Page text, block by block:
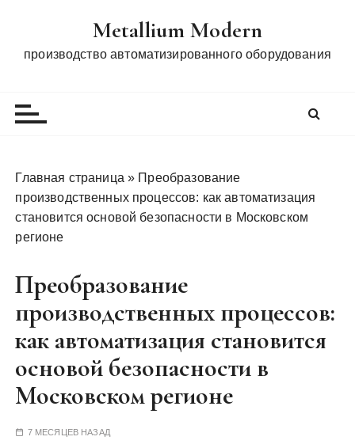
Metallium Modern
производство автоматизированного оборудования
Главная страница » Преобразование
производственных процессов: как автоматизация
становится основой безопасности в Московском
регионе
Преобразование
производственных процессов:
как автоматизация становится
основой безопасности в
Московском регионе
7 МЕСЯЦЕВ НАЗАД